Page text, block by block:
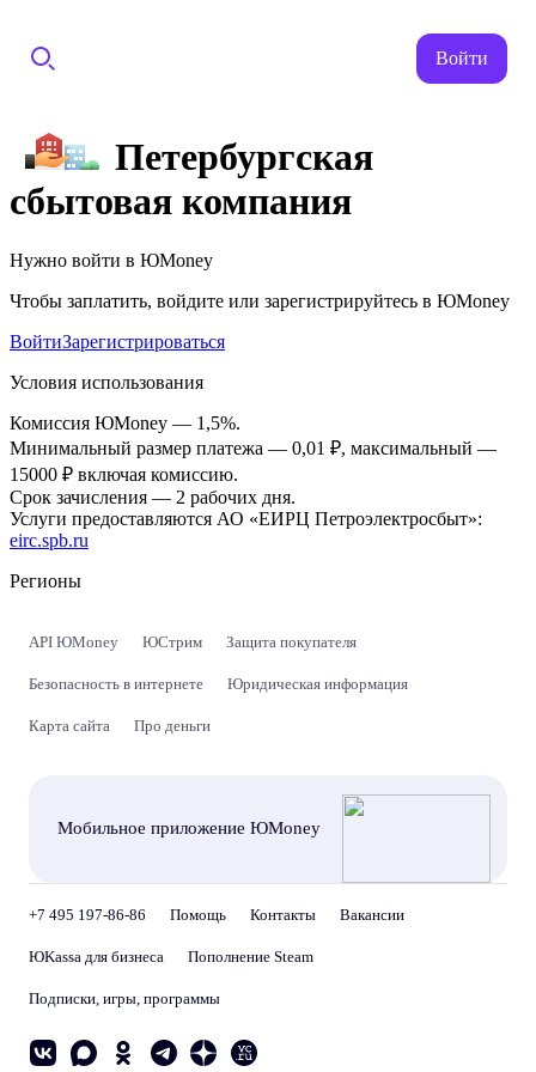
Войти
Петербургская
сбытовая компания
Нужно войти в ЮMoney
Чтобы заплатить, войдите или зарегистрируйтесь в ЮMoney
ВойтиЗарегистрироваться
Условия использования
Комиссия ЮMoney — 1,5%.
Минимальный размер платежа — 0,01 ₽, максимальный —
15000 ₽ включая комиссию.
Срок зачисления — 2 рабочих дня.
Услуги предоставляются АО «ЕИРЦ Петроэлектросбыт»:
eirc.spb.ru
Регионы
API ЮMoney ЮСтрим Защита покупателя
Безопасность в интернете Юридическая информация
Карта сайта Про деньги
Мобильное приложение ЮMoney
+7 495 197-86-86 Помощь Контакты Вакансии
ЮKassa для бизнеса Пополнение Steam
Подписки, игры, программы